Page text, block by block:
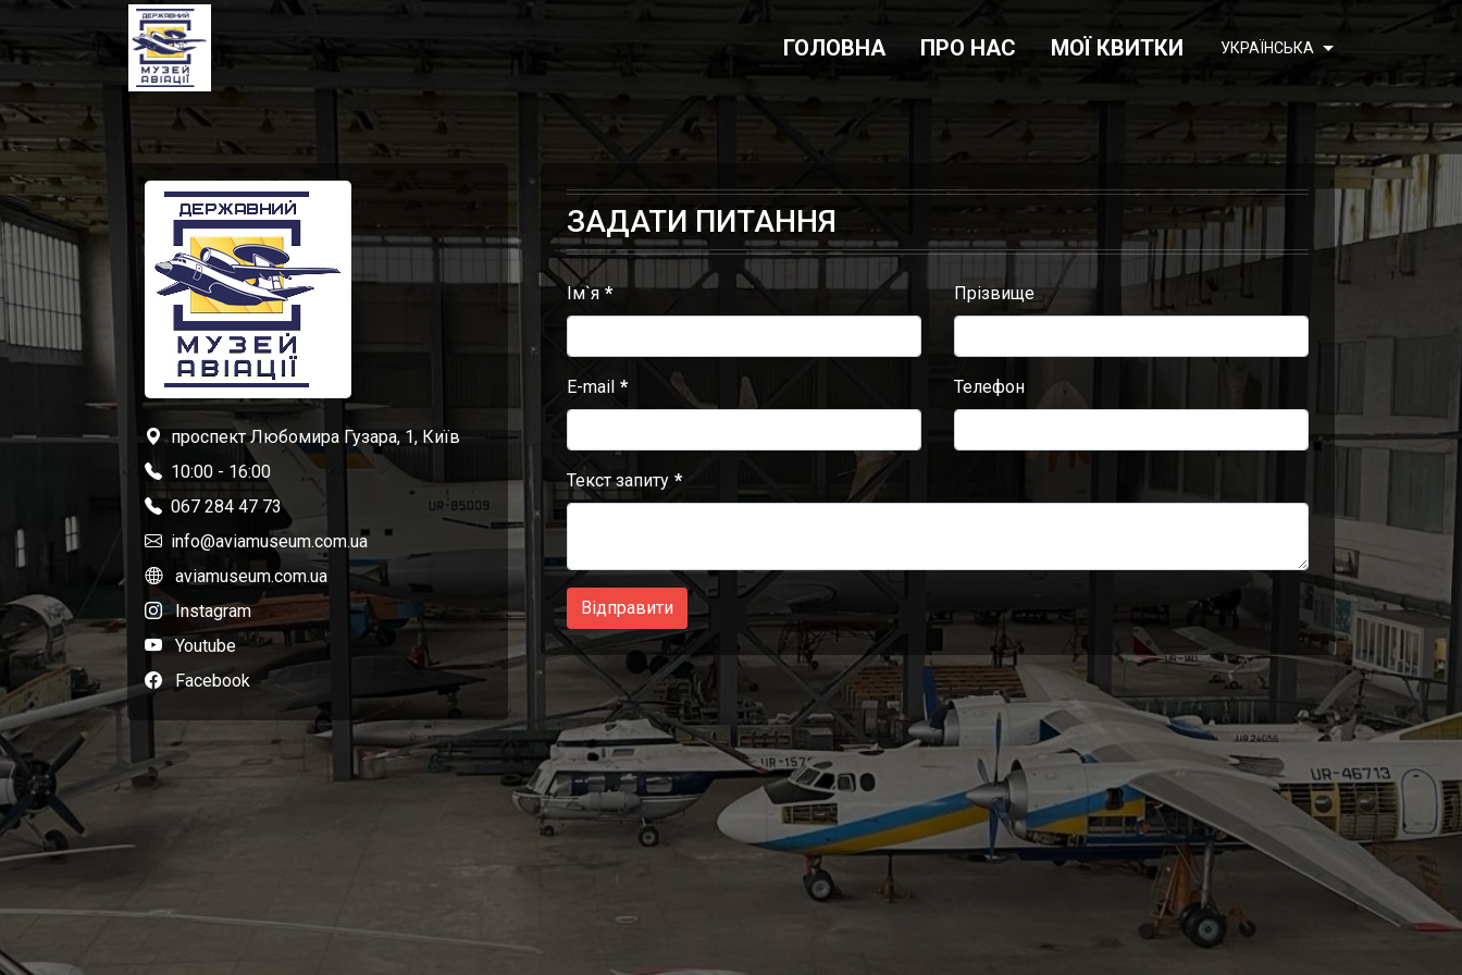
ГОЛОВНА ПРО НАС МОЇ КВИТКИ УКРАЇНСЬКА
проспект Любомира Гузара, 1, Київ
10:00 - 16:00
067 284 47 73
info@aviamuseum.com.ua
aviamuseum.com.ua
Instagram
Youtube
Facebook
ЗАДАТИ ПИТАННЯ
Ім`я Прізвище
E-mail Телефон
Текст запиту
Відправити